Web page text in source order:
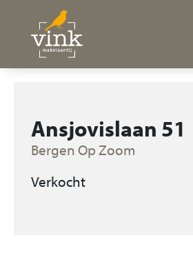
Ansjovislaan 51
Bergen Op Zoom
Verkocht